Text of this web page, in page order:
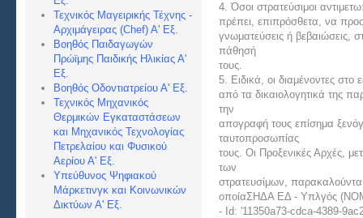
Τεχνικός Μαγειρικής Τέχνης -
Αρχιμάγειρας (Chef) Α' Εξ.
Βοηθός Παιδαγωγών
Πρώϊμης Παιδικής Ηλικίας Α'
Εξ.
Βοηθός Οδοντιατρείου Α' Εξ.
Τεχνικός Μηχανικός
Θερμικών Εγκαταστάσεων
και Μηχανικός Τεχνολογίας
Πετρελαίου και Φυσικού
Αερίου Α' Εξ.
Υπεύθυνος Ψηφιακού
Μάρκετινγκ και Κοινωνικών
Δικτύων Α' Εξ.
4. Όσοι στρατεύσιμοι
πρέπει, επιπρόσθετα, να
γνωματεύσεις ή βεβαιώσεις,
πάθησή
τους.
5. Ειδικά, οι διαμένοντες στο
από τα δικαιολογητικά της
την
απογραφή τους επίσημα
ταυτοπροσωπίας
τους. Οι Προξενικές Αρχές,
των
στρατευσίμων,
οποίαΣΗΔΑ ΕΔ - Υπλγός
- Id: '11350a73-cdca-4389-